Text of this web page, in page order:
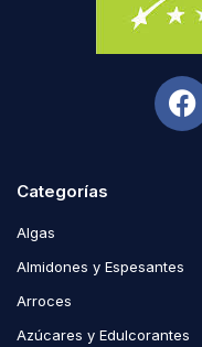
Categorías
Algas
Almidones y Espesantes
Arroces
Azúcares y Edulcorantes